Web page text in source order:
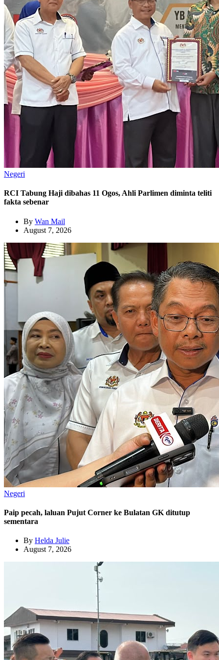
Negeri
RCI Tabung Haji dibahas 11 Ogos, Ahli Parlimen diminta teliti
fakta sebenar
By Wan Mail
August 7, 2026
Negeri
Paip pecah, laluan Pujut Corner ke Bulatan GK ditutup
sementara
By Helda Julie
August 7, 2026